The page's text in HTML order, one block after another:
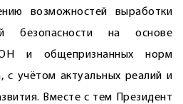
возможностей выработки
безопасности на основе
и общепризнанных норм
с учётом актуальных реалий и
Вместе с тем Президент